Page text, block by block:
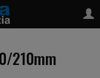
210mm